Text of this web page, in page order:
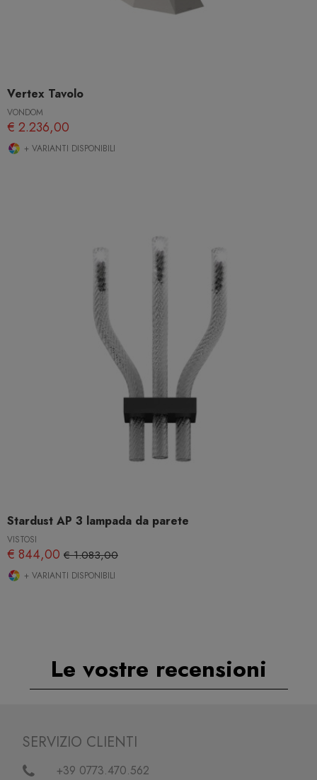
Vertex Tavolo
VONDOM
€ 2.236,00
+ VARIANTI DISPONIBILI
Stardust AP 3 lampada da parete
VISTOSI
€ 844,00 € 1.083,00
+ VARIANTI DISPONIBILI
Le vostre recensioni
SERVIZIO CLIENTI
+39 0773.470.562